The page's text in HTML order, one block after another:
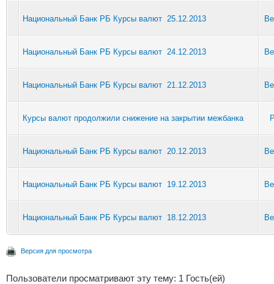
Национальный Банк РБ Курсы валют 25.12.2013
Национальный Банк РБ Курсы валют 24.12.2013
Национальный Банк РБ Курсы валют 21.12.2013
Курсы валют продолжили снижение на закрытии межбанка
Национальный Банк РБ Курсы валют 20.12.2013
Национальный Банк РБ Курсы валют 19.12.2013
Национальный Банк РБ Курсы валют 18.12.2013
Версия для просмотра
Пользователи просматривают эту тему: 1 Гость(ей)